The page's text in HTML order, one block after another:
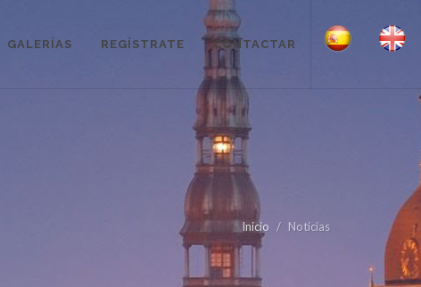
GALERÍAS REGÍSTRATE CONTACTAR
Inicio Noticias